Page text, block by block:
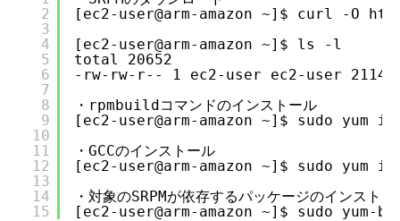
2
3
4
5
6
7
8
9
10
11
12
13
14
15
[ec2-user@arm-amazon ~]$ curl -O
[ec2-user@arm-amazon ~]$ ls -l
total 20652
-rw-rw-r-- 1 ec2-user ec2-user
・rpmbuildコマンドのインストール
[ec2-user@arm-amazon ~]$ sudo
・GCCのインストール
[ec2-user@arm-amazon ~]$ sudo yum
・対象のSRPMが依存するパッケージのインストー
[ec2-user@arm-amazon ~]$ sudo